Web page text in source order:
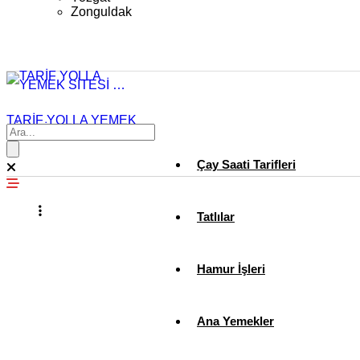
Zonguldak
TARİF YOLLA YEMEK
SİTESİ …
Çay Saati Tarifleri
Tatlılar
Hamur İşleri
Ana Yemekler